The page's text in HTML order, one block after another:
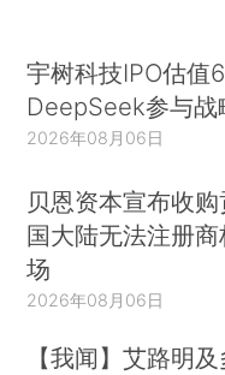
宇树科技IPO估值
DeepSeek参与战
2026年08月06日
贝恩资本宣布收
国大陆无法注册
场
2026年08月06日
【我闻】艾路明